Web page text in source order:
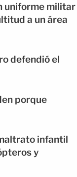
uniforme militar
a un área
defendió el
porque
infantil
y